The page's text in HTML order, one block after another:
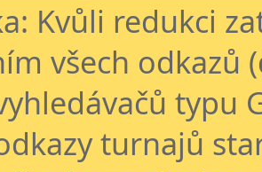
Kvůli redukci
všech odkazů
typu
turnajů